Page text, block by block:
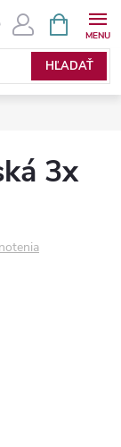
HĽADAŤ
KOŠÍK
3x